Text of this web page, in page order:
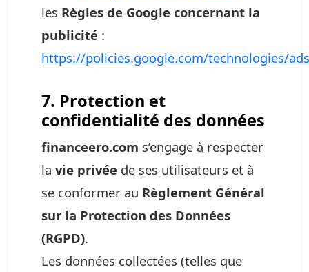
les Règles de Google concernant la
publicité :
https://policies.google.com/technologies/ads
7. Protection et
confidentialité des données
financeero.com s’engage à respecter
la vie privée de ses utilisateurs et à
se conformer au Règlement Général
sur la Protection des Données
(RGPD).
Les données collectées (telles que